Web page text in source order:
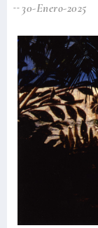
30-Enero-2025